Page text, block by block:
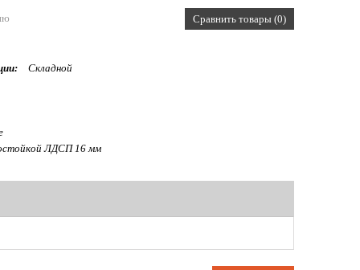
Сравнить товары (0)
Складной
ЛДСП 16 мм